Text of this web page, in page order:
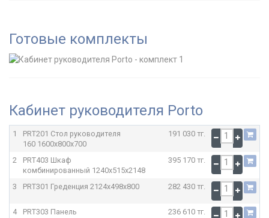
Готовые комплекты
Кабинет руководителя Porto
1
PRT201 Стол руководителя
160 1600x800x700
191 030 тг.
2
PRT403 Шкаф
комбинированный 1240x515x2148
395 170 тг.
3 PRT301 Греденция 2124x498x800 282 430 тг.
4
PRT303 Панель
236 610 тг.